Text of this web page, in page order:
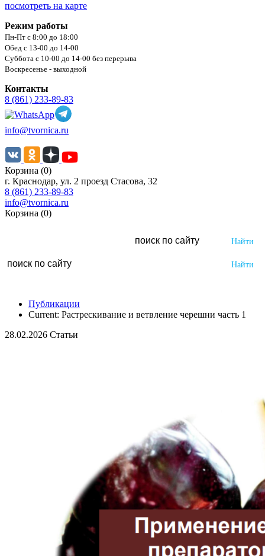
посмотреть на карте
Режим работы
Пн-Пт с 8:00 до 18:00
Обед с 13-00 до 14-00
Суббота с 10-00 до 14-00 без перерыва
Воскресенье - выходной
Контакты
8 (861) 233-89-83
info@tvornica.ru
Корзина (0)
г. Краснодар, ул. 2 проезд Стасова, 32
8 (861) 233-89-83
info@tvornica.ru
Корзина (0)
Публикации
Current: Растрескивание и ветвление черешни часть 1
28.02.2026 Статьи